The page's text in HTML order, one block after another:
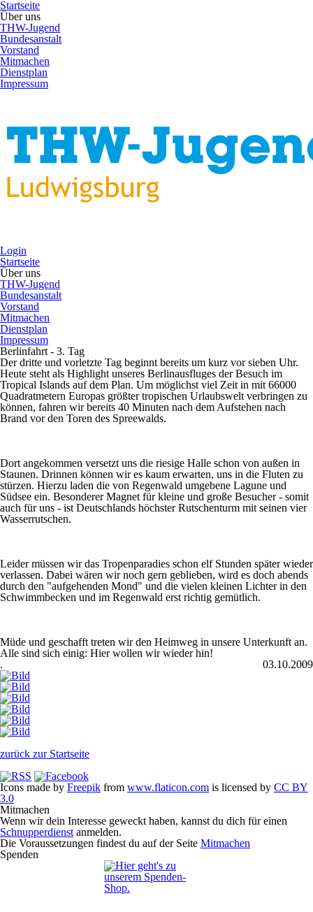
Startseite
Über uns
THW-Jugend
Bundesanstalt
Vorstand
Mitmachen
Dienstplan
Impressum
Login
Startseite
Über uns
THW-Jugend
Bundesanstalt
Vorstand
Mitmachen
Dienstplan
Impressum
Berlinfahrt - 3. Tag
Der dritte und vorletzte Tag beginnt bereits um kurz vor sieben Uhr.
Heute steht als Highlight unseres Berlinausfluges der Besuch im
Tropical Islands auf dem Plan. Um möglichst viel Zeit in mit 66000
Quadratmetern Europas größter tropischen Urlaubswelt verbringen zu
können, fahren wir bereits 40 Minuten nach dem Aufstehen nach
Brand vor den Toren des Spreewalds.
Dort angekommen versetzt uns die riesige Halle schon von außen in
Staunen. Drinnen können wir es kaum erwarten, uns in die Fluten zu
stürzen. Hierzu laden die von Regenwald umgebene Lagune und
Südsee ein. Besonderer Magnet für kleine und große Besucher - somit
auch für uns - ist Deutschlands höchster Rutschenturm mit seinen vier
Wasserrutschen.
Leider müssen wir das Tropenparadies schon elf Stunden später wieder
verlassen. Dabei wären wir noch gern geblieben, wird es doch abends
durch den "aufgehenden Mond" und die vielen kleinen Lichter in den
Schwimmbecken und im Regenwald erst richtig gemütlich.
Müde und geschafft treten wir den Heimweg in unsere Unterkunft an.
Alle sind sich einig: Hier wollen wir wieder hin!
.
03.10.2009
zurück zur Startseite
Icons made by Freepik from www.flaticon.com is licensed by CC BY
3.0
Mitmachen
Wenn wir dein Interesse geweckt haben, kannst du dich für einen
Schnupperdienst anmelden.
Die Voraussetzungen findest du auf der Seite Mitmachen
Spenden